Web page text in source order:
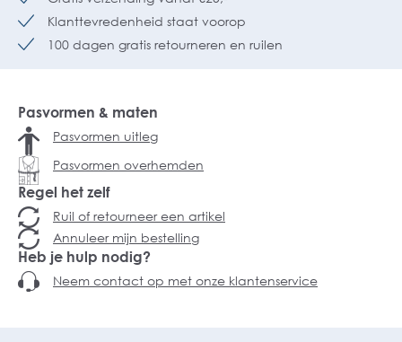
Klanttevredenheid staat voorop
100 dagen gratis retourneren en ruilen
Pasvormen & maten
Pasvormen uitleg
Pasvormen overhemden
Regel het zelf
Ruil of retourneer een artikel
Annuleer mijn bestelling
Heb je hulp nodig?
Neem contact op met onze klantenservice